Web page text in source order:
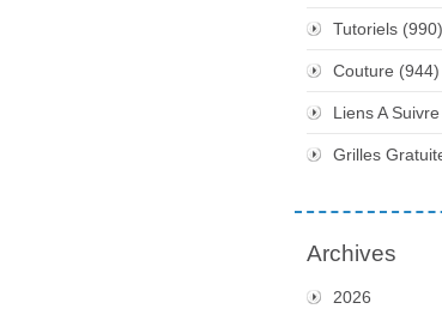
Tutoriels (990)
Couture (944)
Liens A Suivre
Grilles
Archives
2026